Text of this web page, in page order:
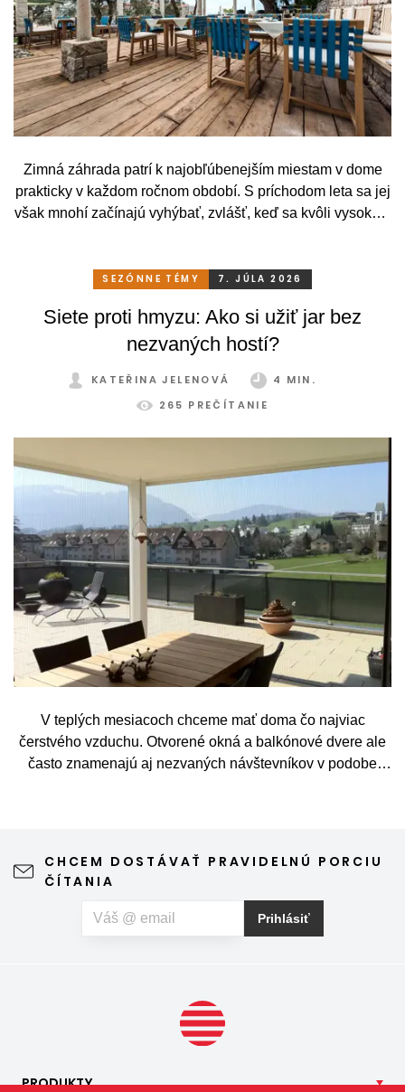
Zimná záhrada patrí k najobľúbenejším miestam v dome
prakticky v každom ročnom období. S príchodom leta sa jej
však mnohí začínajú vyhýbať, zvlášť, keď sa kvôli vysokým
stačí relatívne málo. So správnym, praktickým a šikovným
pohodlne a bez obmedzení po celý rok.
SEZÓNNE TÉMY 7. JÚLA 2026
Siete proti hmyzu: Ako si užiť jar bez
nezvaných hostí?
KATEŘINA JELENOVÁ
4 MIN.
265 PREČÍTANIE
V teplých mesiacoch chceme mať doma čo najviac
čerstvého vzduchu. Otvorené okná a balkónové dvere ale
často znamenajú aj nezvaných návštevníkov v podobe
leto naplno. Kvalitná sieťka na hmyz zároveň nijako neruší
výhľad z okna ani vzhľad domu, vyžaduje len minimálnu
vás okrem hmyzu trápia aj peľové alergie, môžete zvoliť
špeciálnu sieť proti peľu, ktorá pomáha obmedziť
CHCEM DOSTÁVAŤ PRAVIDELNÚ PORCIU
ČÍTANIA
Prihlásiť
PRODUKTY